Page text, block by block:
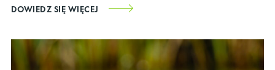
DOWIEDZ SIĘ WIĘCEJ